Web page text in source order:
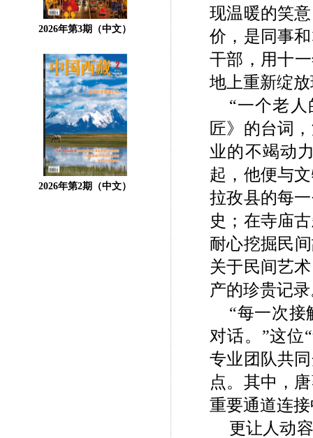
2026年第3期（中文）
2026年第2期（中文）
现温暖的笑
价，是同事
干部，用十
地上重新绽
“一个老
匠》的台词
业的不竭动
起，他便与
拉孜县的每
史；在寺庙
耐心挖掘民
关于民间艺
产的珍贵记
“每一次接
对话。”这位
专业团队共
点。其中，
重要通道连
更让人动